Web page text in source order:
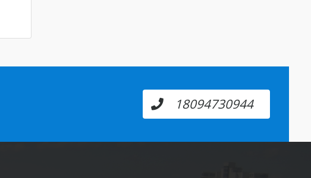
18094730944